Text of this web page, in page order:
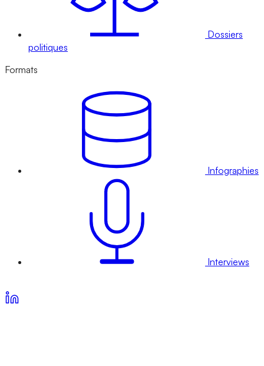
Dossiers
politiques
Formats
Infographies
Interviews